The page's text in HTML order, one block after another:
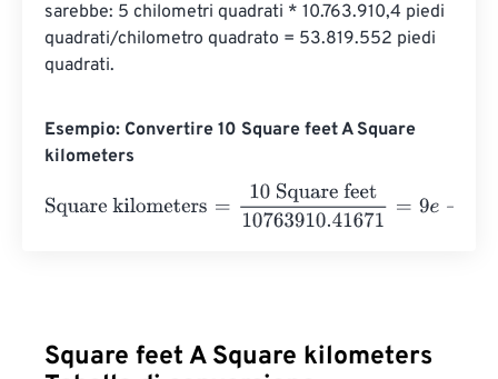
sarebbe: 5 chilometri quadrati * 10.763.910,4 piedi
quadrati/chilometro quadrato = 53.819.552 piedi
quadrati.
Esempio: Convertire 10 Square feet A Square
kilometers
Square kilometers
10 Square feet10763910.41671
Square feet A Square kilometers